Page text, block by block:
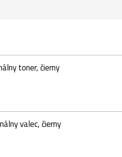
toner, čierny
valec, čierny